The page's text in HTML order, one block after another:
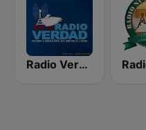
Radio Verdad 95.7 FM